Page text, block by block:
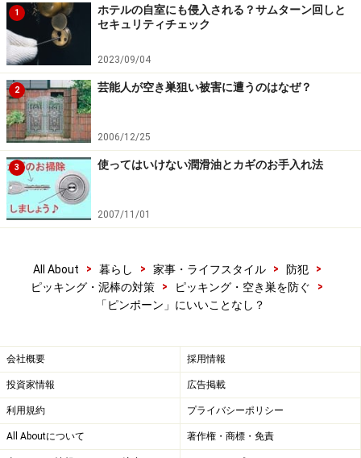
1
ホテルの自室にも侵入される？サムターン回しと
セキュリティチェック
2023/09/04
2 芸能人が空き巣狙い被害に遭うのはなぜ？
2006/12/25
3 使ってはいけない潤滑油とカギのお手入れ法
2007/11/01
All About > 暮らし > 家事・ライフスタイル > 防犯
>
ピッキング・泥棒の対策
> ピッキング・空き巣を防ぐ
>
「ピンポーン」にいいことなし？
会社概要 採用情報
投資家情報 広告掲載
利用規約 プライバシーポリシー
All Aboutについて 著作権・商標・免責